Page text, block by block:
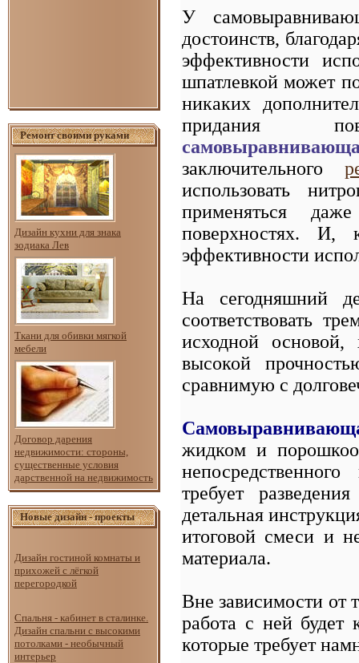
Ремонт своими руками
Дизайн кухни для знака
зодиака Лев
Ткани для обивки мягкой
мебели
Договор дарения
недвижимости: стороны,
существенные условия
дарственной на недвижимость
Новые дизайн - проекты
Дизайн гостиной комнаты и
прихожей с лёгкой
перегородкой
Спальня - кабинет в сталинке.
Дизайн спальни с высокими
потолками - необычный
интерьер
У
достоинств,
эффективности
шпатлевкой может
никаких
придания
заключительного
использовать
применяться
поверхностях. И,
эффективности
На сегодняшний
соответствовать
исходной
высокой
сравнимую с
жидком и
требует
детальная
итоговой смеси и
материала.
Вне зависимости от
работа с ней будет
которые требует